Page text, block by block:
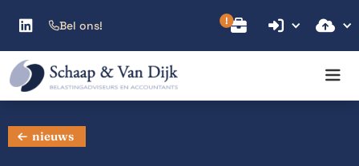
Bel ons!
  
nieuws